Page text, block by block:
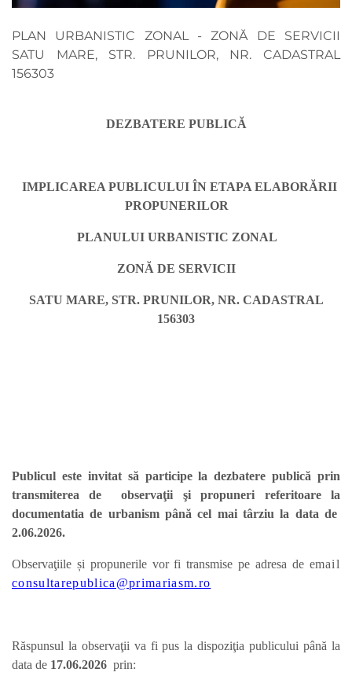
PLAN URBANISTIC ZONAL - ZONĂ DE SERVICII
SATU MARE, STR. PRUNILOR, NR. CADASTRAL
156303
DEZBATERE PUBLICĂ
IMPLICAREA PUBLICULUI ÎN ETAPA ELABORĂRII
PROPUNERILOR
PLANULUI URBANISTIC ZONAL
ZONĂ DE SERVICII
SATU MARE, STR. PRUNILOR, NR. CADASTRAL
156303
Publicul este invitat să participe la dezbatere publică prin
transmiterea de observaţii şi propuneri referitoare la
documentatia de urbanism până cel mai târziu la data de
2.06.2026.
Observaţiile și propunerile vor fi transmise pe adresa de email
consultarepublica@primariasm.ro
Răspunsul la observaţii va fi pus la dispoziţia publicului până la
data de 17.06.2026 prin: